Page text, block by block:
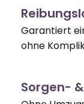
Garantiert
ohne
Sorgen-